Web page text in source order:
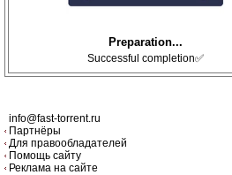
Preparation...
Successful completion✅
info@fast-torrent.ru
Партнёры
Для правообладателей
Помощь сайту
Реклама на сайте